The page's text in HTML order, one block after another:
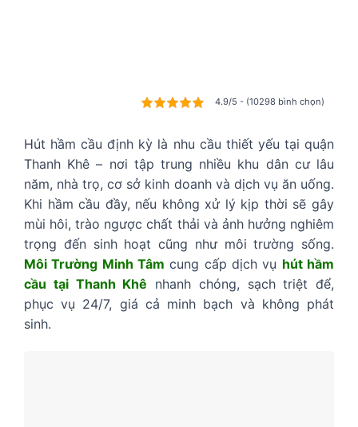
4.9/5 - (10298 bình chọn)
Hút hầm cầu định kỳ là nhu cầu thiết yếu tại quận
Thanh Khê – nơi tập trung nhiều khu dân cư lâu
năm, nhà trọ, cơ sở kinh doanh và dịch vụ ăn uống.
Khi hầm cầu đầy, nếu không xử lý kịp thời sẽ gây
mùi hôi, trào ngược chất thải và ảnh hưởng nghiêm
trọng đến sinh hoạt cũng như môi trường sống.
Môi Trường Minh Tâm cung cấp dịch vụ hút hầm
cầu tại Thanh Khê nhanh chóng, sạch triệt để,
phục vụ 24/7, giá cả minh bạch và không phát
sinh.